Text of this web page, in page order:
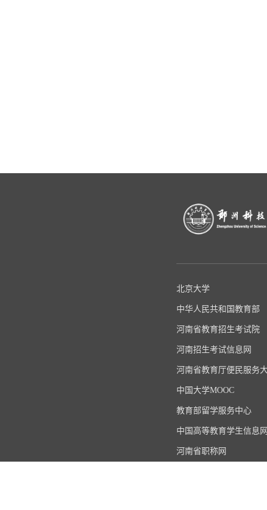
北京大学
中华人民共和国教育部
河南省教育招生考试院
河南招生考试信息网
河南省教育厅便民服务
中国大学MOOC
教育部留学服务中心
中国高等教育学生信息
河南省职称网